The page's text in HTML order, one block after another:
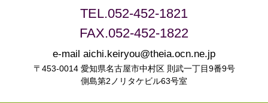
TEL.052-452-1821
FAX.052-452-1822
e-mail aichi.keiryou@theia.ocn.ne.jp
〒453-0014 愛知県名古屋市中村区 則武一丁目9番9号
側島第2ノリタケビル63号室